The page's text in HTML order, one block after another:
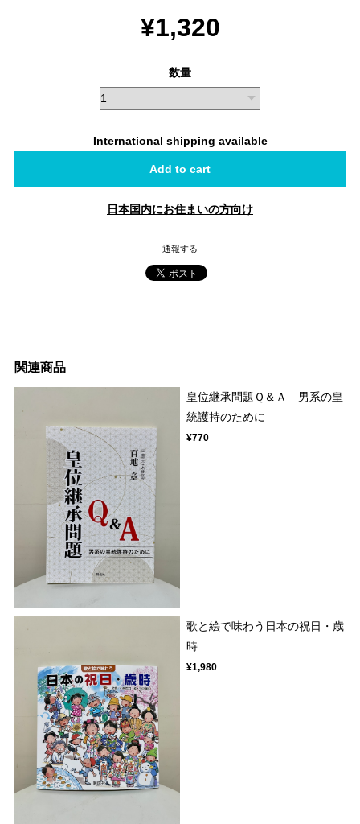
¥1,320
数量
International shipping available
Add to cart
日本国内にお住まいの方向け
通報する
関連商品
皇位継承問題Ｑ＆Ａ―男系の皇
統護持のために
¥770
歌と絵で味わう日本の祝日・歳
時
¥1,980